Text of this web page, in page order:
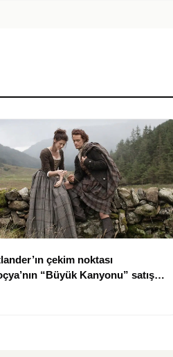
çekim noktası
“Büyük Kanyonu” satışa